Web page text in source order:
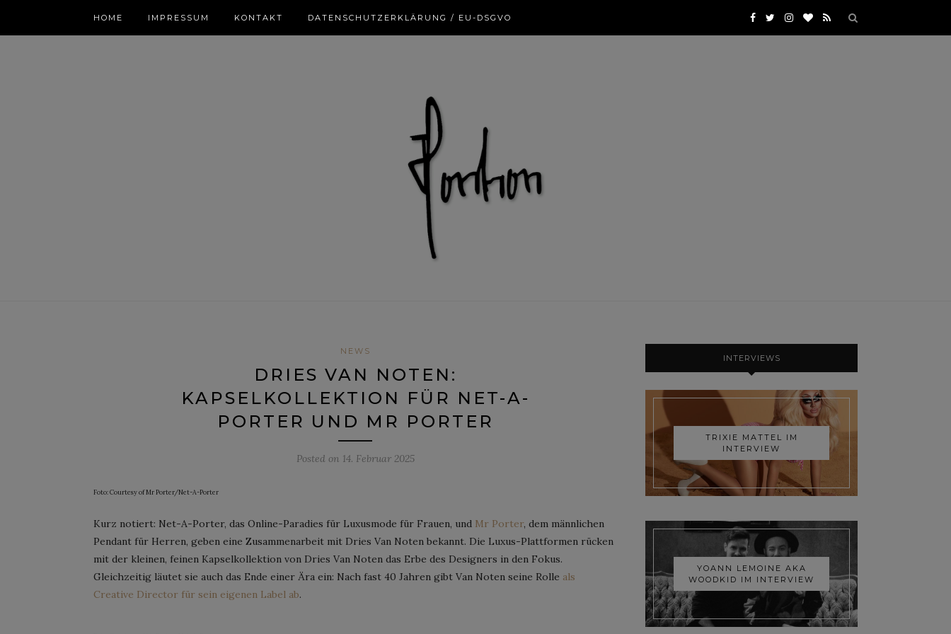
HOME IMPRESSUM KONTAKT DATENSCHUTZERKLÄRUNG / EU-DSGVO
NEWS
DRIES VAN NOTEN:
KAPSELKOLLEKTION FÜR NET-A-
PORTER UND MR PORTER
Posted on 14. Februar 2025
Foto: Courtesy of Mr Porter/Net-A-Porter
Kurz notiert: Net-A-Porter, das Online-Paradies für Luxusmode für Frauen, und Mr Porter, dem männlichen
Pendant für Herren, geben eine Zusammenarbeit mit Dries Van Noten bekannt. Die Luxus-Plattformen rücken
mit der kleinen, feinen Kapselkollektion von Dries Van Noten das Erbe des Designers in den Fokus.
Gleichzeitig läutet sie auch das Ende einer Ära ein: Nach fast 40 Jahren gibt Van Noten seine Rolle als
Creative Director für sein eigenen Label ab.
INTERVIEWS
TRIXIE MATTEL IM
INTERVIEW
YOANN LEMOINE AKA
WOODKID IM INTERVIEW